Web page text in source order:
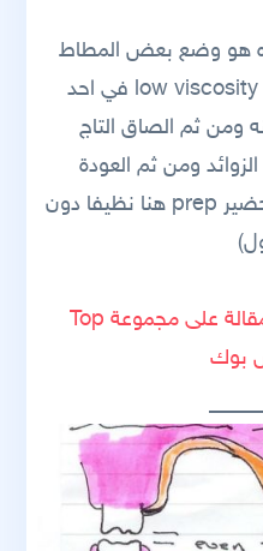
هو وضع بعض المطاط
الرخو low viscosity impression material في احد
ومن ثم الصاق التاج
ومن ثم العودة
لالصاق التاج الاول (يبقى التحضير prep هنا نظيفا دون
اضغط للذهاب لرابط هذه المقالة على مجموعة Top